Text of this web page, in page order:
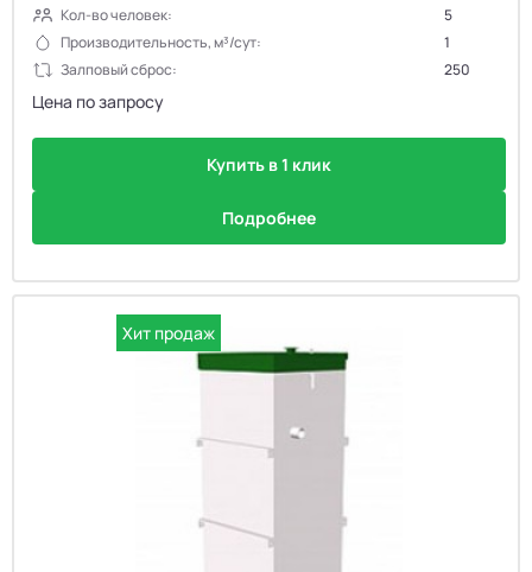
Кол-во человек:
5
Производительность, м³/сут:
1
Залповый сброс:
250
Цена по запросу
Купить в 1 клик
Подробнее
Хит продаж